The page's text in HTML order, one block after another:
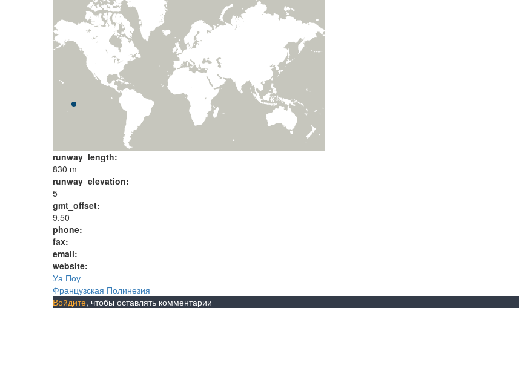
runway_length:
830 m
runway_elevation:
5
gmt_offset:
9.50
phone:
fax:
email:
website:
Уа Поу
Французская Полинезия
Войдите, чтобы оставлять комментарии